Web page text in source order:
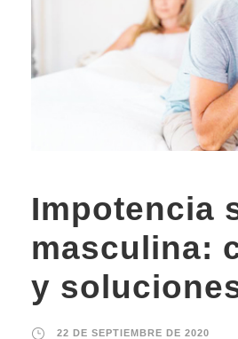
Impotencia
masculina:
y
22 DE SEPTIEMBRE DE 2020